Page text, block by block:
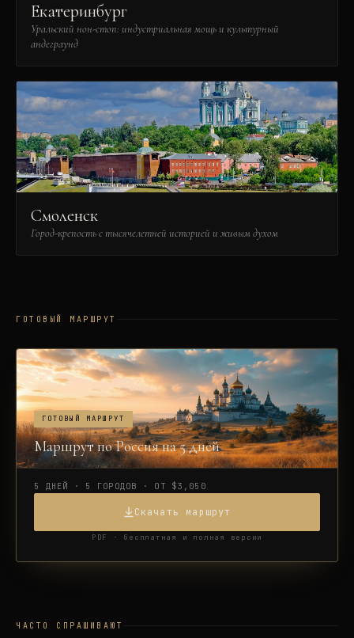
Екатеринбург
Уральский нон-стоп: индустриальная мощь и культурный
андеграунд
Смоленск
Город-крепость с тысячелетней историей и живым духом
ГОТОВЫЙ МАРШРУТ
ГОТОВЫЙ МАРШРУТ
Маршрут по Россия на 5 дней
5 ДНЕЙ · 5 ГОРОДОВ · ОТ $3,050
Скачать маршрут
PDF · бесплатная и полная версии
ЧАСТО СПРАШИВАЮТ